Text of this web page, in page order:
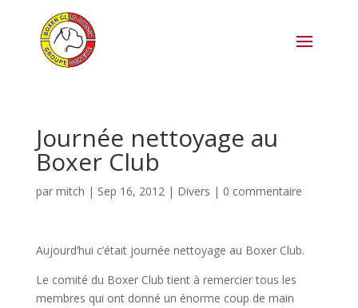
Journée nettoyage au
Boxer Club
par mitch | Sep 16, 2012| Divers | 0 commentaire
Aujourd’hui c’était journée nettoyage au Boxer Club.
Le comité du Boxer Club tient à remercier tous les
membres qui ont donné un énorme coup de main